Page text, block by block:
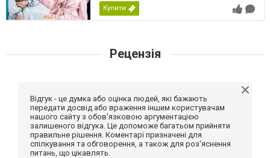
Купити
Рецензія
Відгук - це думка або оцінка людей, які бажають
передати досвід або враження іншим користувачам
нашого сайту з обов'язковою аргументацією
залишеного відгука. Це допоможе багатьом прийняти
правильне рішення. Коментарі призначені для
спілкування та обговорення, а також для роз'яснення
питань, що цікавлять.